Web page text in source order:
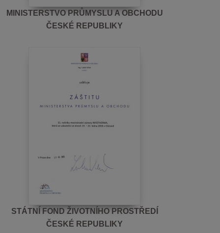
MINISTERSTVO PRŮMYSLU A OBCHODU
ČESKÉ REPUBLIKY
STÁTNÍ FOND ŽIVOTNÍHO PROSTŘEDÍ
ČESKÉ REPUBLIKY